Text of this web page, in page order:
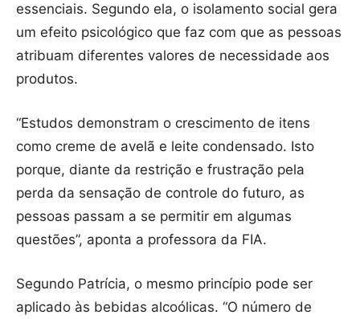
essenciais. Segundo ela, o isolamento social gera
um efeito psicológico que faz com que as pessoas
atribuam diferentes valores de necessidade aos
produtos.
“Estudos demonstram o crescimento de itens
como creme de avelã e leite condensado. Isto
porque, diante da restrição e frustração pela
perda da sensação de controle do futuro, as
pessoas passam a se permitir em algumas
questões”, aponta a professora da FIA.
Segundo Patrícia, o mesmo princípio pode ser
aplicado às bebidas alcoólicas. “O número de